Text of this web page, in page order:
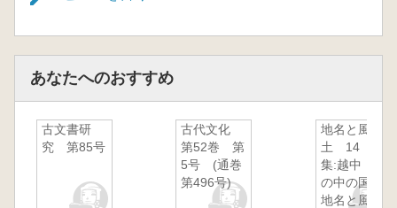
あなたへのおすすめ
古文書研
究 第85号
古代文化
第52巻 第
5号 (通巻
第496号)
地名と風
土 14 特
集:越中 越
の中の国の
地名と風土